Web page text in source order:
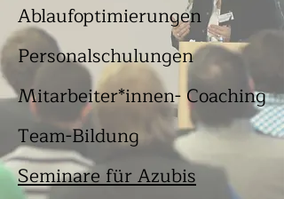
Ablaufoptimierungen
Personalschulungen
Mitarbeiter*innen- Coaching
Team-Bildung
Seminare für Azubis